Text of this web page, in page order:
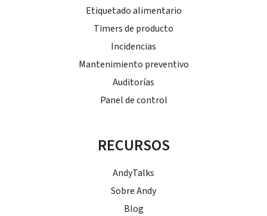
Etiquetado alimentario
Timers de producto
Incidencias
Mantenimiento preventivo
Auditorías
Panel de control
RECURSOS
AndyTalks
Sobre Andy
Blog